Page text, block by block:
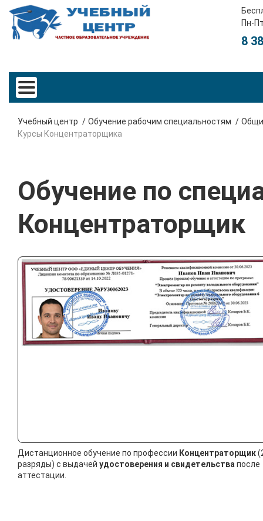
Пн-
8
Учебный центр Обучение рабочим специальностям
Курсы Концентраторщика
Обучение по
Концентраторщик
Дистанционное обучение по профессии Концентраторщик
разряды) с выдачей удостоверения и свидетельствапосле
аттестации.